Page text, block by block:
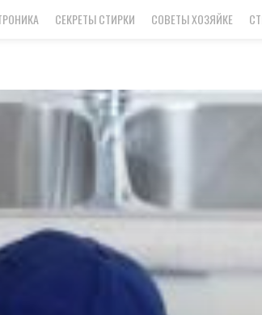
СЕКРЕТЫ СТИРКИ СОВЕТЫ ХОЗЯЙКЕ